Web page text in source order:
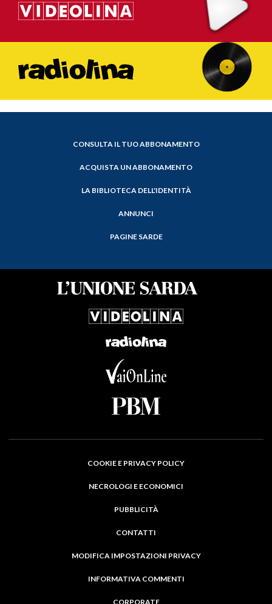
CONSULTA IL TUO ABBONAMENTO
ACQUISTA UN ABBONAMENTO
LA BIBLIOTECA DELL'IDENTITÀ
ANNUNCI
PAGINE SARDE
COOKIE E PRIVACY POLICY
NECROLOGI E ECONOMICI
PUBBLICITÀ
CONTATTI
MODIFICA IMPOSTAZIONI PRIVACY
INFORMATIVA COMMENTI
CORPORATE